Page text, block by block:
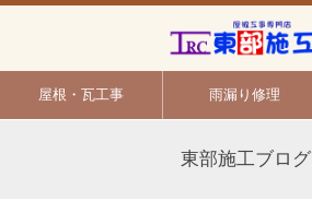
屋根・瓦工事 雨漏り修理
東部施工ブログ